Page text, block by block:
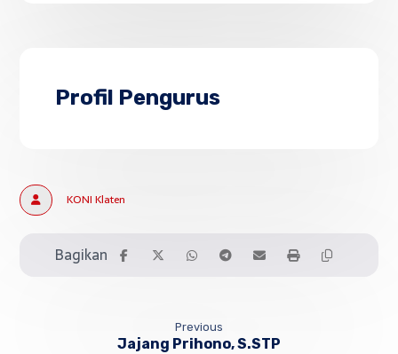
Profil Pengurus
KONI Klaten
Previous
Jajang Prihono, S.STP